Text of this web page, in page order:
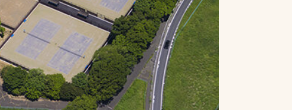
プライバシーポリシ
ー
ソーシャルメディア
ポリシー